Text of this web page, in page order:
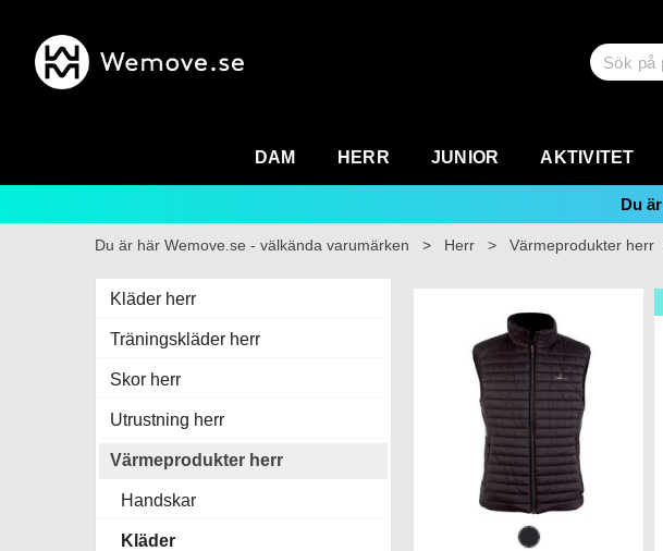
DAM HERR JUNIOR AKTIVITET
Du är
Du är här Wemove.se - välkända varumärken > Herr > Värmeprodukter herr
Kläder herr
Träningskläder herr
Skor herr
Utrustning herr
Värmeprodukter herr
Handskar
Kläder